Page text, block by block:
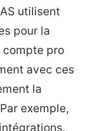
utilisent
pour la
compte pro
avec ces
la
exemple,